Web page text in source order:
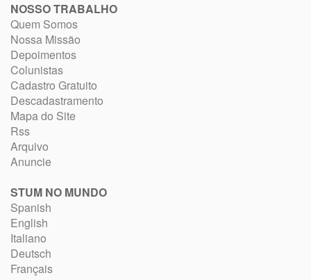
NOSSO TRABALHO
Quem Somos
Nossa Missão
Depoimentos
Colunistas
Cadastro Gratuito
Descadastramento
Mapa do Site
Rss
Arquivo
Anuncie
STUM NO MUNDO
Spanish
English
Italiano
Deutsch
Français